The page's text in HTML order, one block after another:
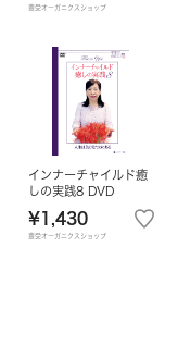
豊受オーガニクスショップ
インナーチャイルド癒
しの実践8 DVD
¥1,430
豊受オーガニクスショップ